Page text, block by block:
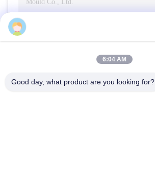
6:04 AM
Good day, what product are you looking for?